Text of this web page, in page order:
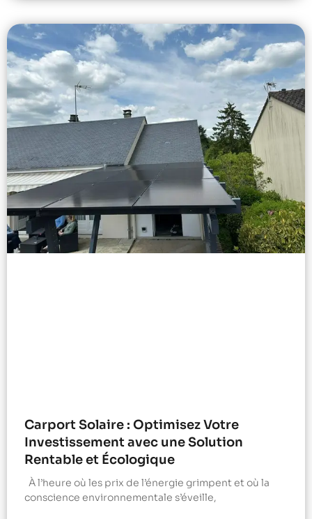
Carport Solaire : Optimisez Votre
Investissement avec une Solution
Rentable et Écologique
À l’heure où les prix de l’énergie grimpent et où la
conscience environnementale s’éveille,